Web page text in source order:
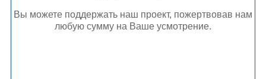
Вы можете поддержать наш проект, пожертвовав нам
любую сумму на Ваше усмотрение.